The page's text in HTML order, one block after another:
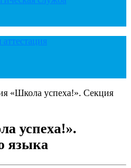
«Школа успеха!». Секция
успеха!».
языка